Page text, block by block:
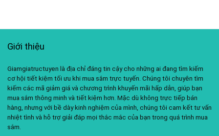
Giới thiệu
Giamgiatructuyen là địa chỉ đáng tin cậy cho những ai đang tìm kiếm
cơ hội tiết kiệm tối ưu khi mua sắm trực tuyến. Chúng tôi chuyên tìm
kiếm các mã giảm giá và chương trình khuyến mãi hấp dẫn, giúp bạn
mua sắm thông minh và tiết kiệm hơn. Mặc dù không trực tiếp bán
hàng, nhưng với bề dày kinh nghiệm của mình, chúng tôi cam kết tư vấn
nhiệt tình và hỗ trợ giải đáp mọi thắc mắc của bạn trong quá trình mua
sắm.